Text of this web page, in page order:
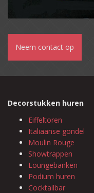
Neem contact op
Decorstukken huren
Eiffeltoren
Italiaanse gondel
Moulin Rouge
Showtrappen
Loungebanken
Podium huren
Cocktailbar